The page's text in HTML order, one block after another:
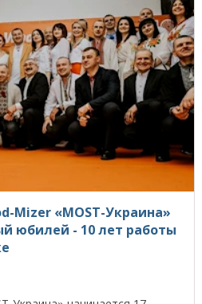
Mizer «MOST-Украина»
юбилей - 10 лет работы